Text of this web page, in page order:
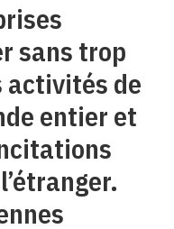
sans trop
de
entier et